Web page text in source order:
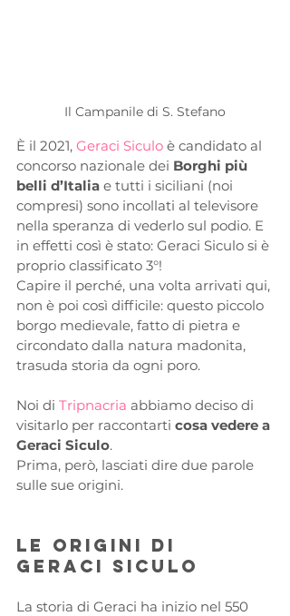
Il Campanile di S. Stefano
È il 2021, Geraci Siculo è candidato al
concorso nazionale dei Borghi più
belli d’Italia e tutti i siciliani (noi
compresi) sono incollati al televisore
nella speranza di vederlo sul podio. E
in effetti così è stato: Geraci Siculo si è
proprio classificato 3°!
Capire il perché, una volta arrivati qui,
non è poi così difficile: questo piccolo
borgo medievale, fatto di pietra e
circondato dalla natura madonita,
trasuda storia da ogni poro.
Noi di Tripnacria abbiamo deciso di
visitarlo per raccontarti cosa vedere a
Geraci Siculo.
Prima, però, lasciati dire due parole
sulle sue origini.
Le origini di
Geraci Siculo
La storia di Geraci ha inizio nel 550